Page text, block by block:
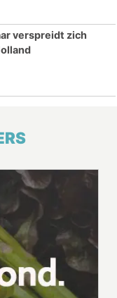
verspreidt zich